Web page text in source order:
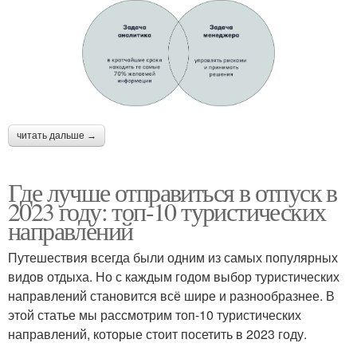
читать дальше →
Где лучше отправиться в отпуск в
2023 году: топ-10 туристических
направлений
Путешествия всегда были одним из самых популярных
видов отдыха. Но с каждым годом выбор туристических
направлений становится всё шире и разнообразнее. В
этой статье мы рассмотрим топ-10 туристических
направлений, которые стоит посетить в 2023 году.